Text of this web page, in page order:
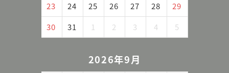
23
24 25 26 27 28
29
30
31 1 2 3 4 5
2026年9月